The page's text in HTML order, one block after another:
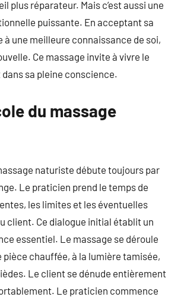
plus réparateur. Mais c’est aussi une
puissante. En acceptant sa
à une meilleure connaissance de soi,
Ce massage invite à vivre le
sa pleine conscience.
du massage
naturiste débute toujours par
Le praticien prend le temps de
les limites et les éventuelles
client. Ce dialogue initial établit un
essentiel. Le massage se déroule
pièce chauffée, à la lumière tamisée,
Le client se dénude entièrement
Le praticien commence